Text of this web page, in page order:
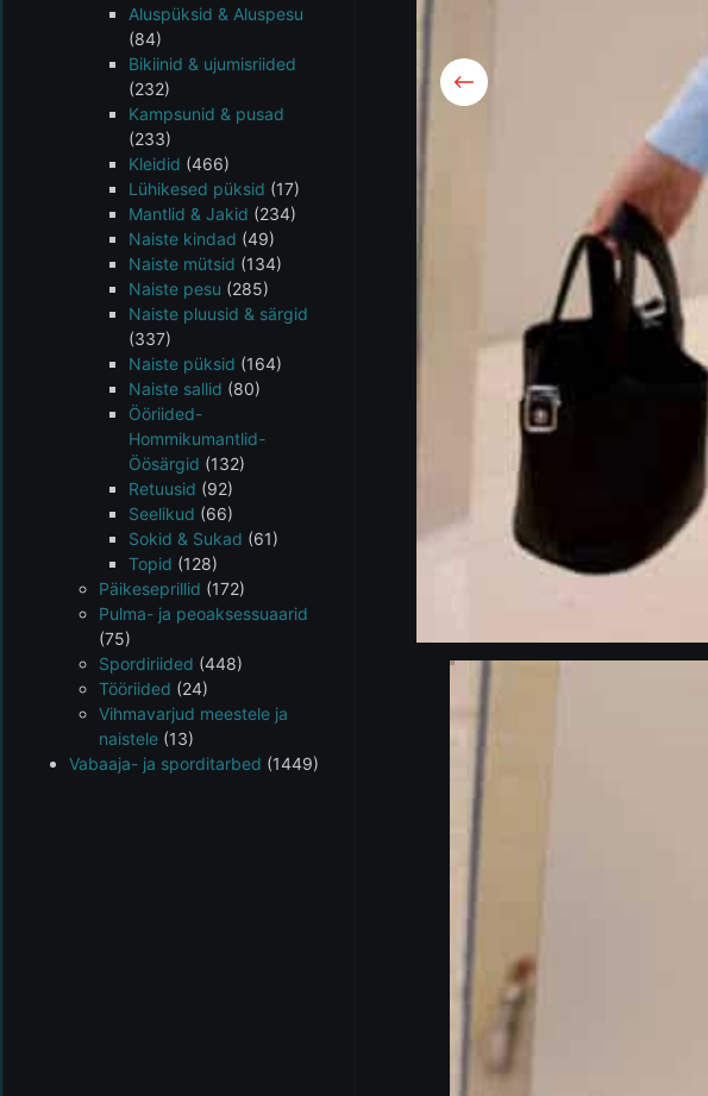
Aluspüksid & Aluspesu
(84)
Bikiinid & ujumisriided
(232)
Kampsunid & pusad
(233)
Kleidid (466)
Lühikesed püksid (17)
Mantlid & Jakid (234)
Naiste kindad (49)
Naiste mütsid (134)
Naiste pesu (285)
Naiste pluusid & särgid
(337)
Naiste püksid (164)
Naiste sallid (80)
Ööriided-
Hommikumantlid-
Öösärgid (132)
Retuusid (92)
Seelikud (66)
Sokid & Sukad (61)
Topid (128)
Päikeseprillid (172)
Pulma- ja peoaksessuaarid
(75)
Spordiriided (448)
Tööriided (24)
Vihmavarjud meestele ja
naistele (13)
Vabaaja- ja sporditarbed (1449)